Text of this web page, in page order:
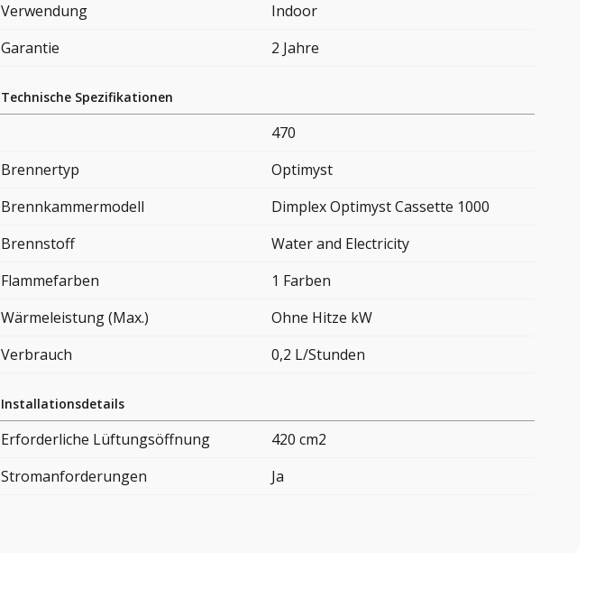
Verwendung
Indoor
Garantie
2 Jahre
Technische Spezifikationen
470
Brennertyp
Optimyst
Brennkammermodell
Dimplex Optimyst Cassette 1000
Brennstoff
Water and Electricity
Flammefarben
1 Farben
Wärmeleistung (Max.)
Ohne Hitze kW
Verbrauch
0,2 L/Stunden
Installationsdetails
Erforderliche Lüftungsöffnung
420 cm2
Stromanforderungen
Ja